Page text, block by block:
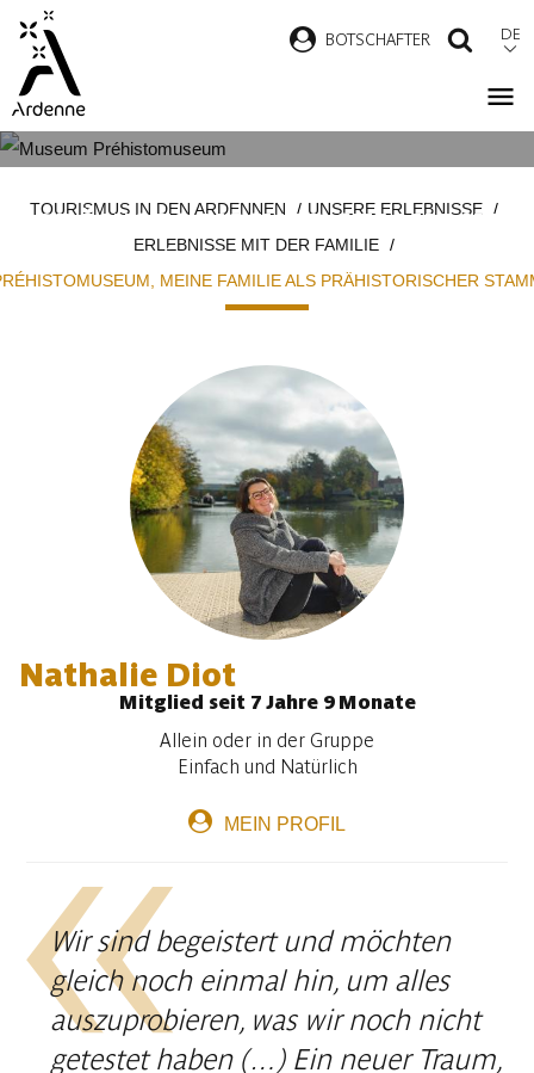
Direkt
zum
Inhalt
BOTSCHAFTER DE
PRÄHISTORISCHER STAMM IM
PRÉHISTOMUSEUM
TOURISMUS IN DEN ARDENNEN
UNSERE ERLEBNISSE
ERLEBNISSE MIT DER FAMILIE
MEINE FAMILIE ALS PRÄHISTORISCHER
Nathalie Diot
Mitglied seit 7 Jahre 9 Monate
Allein oder in der Gruppe
Einfach und Natürlich
MEIN PROFIL
Wir sind begeistert und möchten
gleich noch einmal hin, um alles
auszuprobieren, was wir noch nicht
getestet haben (…) Ein neuer Traum,